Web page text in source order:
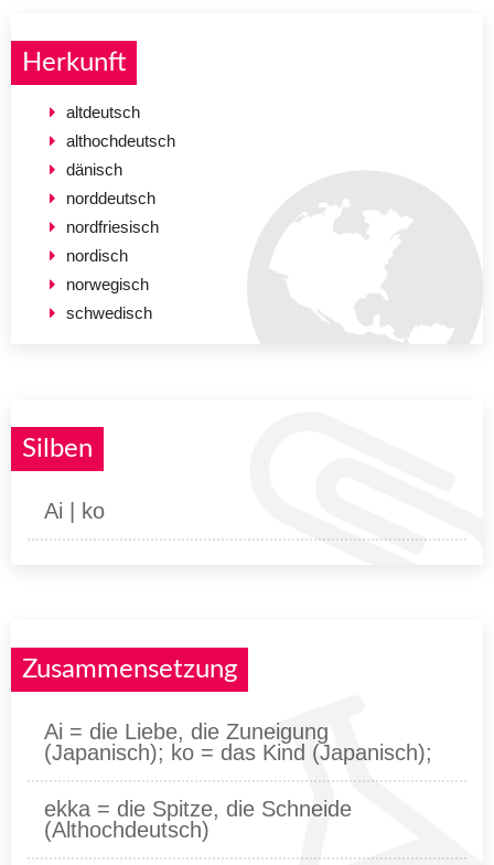
Herkunft
altdeutsch
althochdeutsch
dänisch
norddeutsch
nordfriesisch
nordisch
norwegisch
schwedisch
Silben
Ai | ko
Zusammensetzung
Ai = die Liebe, die Zuneigung
(Japanisch); ko = das Kind (Japanisch);
ekka = die Spitze, die Schneide
(Althochdeutsch)